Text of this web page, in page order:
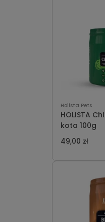
Holista Pets
HOLISTA
kota 100g
49,00 zł